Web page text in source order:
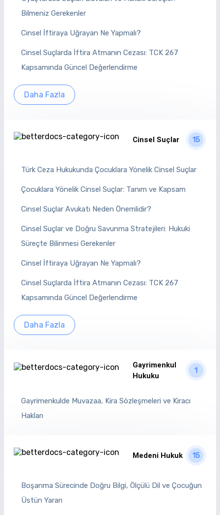
Bilmeniz Gerekenler
Cinsel İftiraya Uğrayan Ne Yapmalı?
Cinsel Suçlarda İftira Atmanın Cezası: TCK 267
Kapsamında Güncel Değerlendirme
Daha Fazla
Cinsel Suçlar 15
Türk Ceza Hukukunda Çocuklara Yönelik Cinsel Suçlar
Çocuklara Yönelik Cinsel Suçlar: Tanım ve Kapsam
Cinsel Suçlar Avukatı Neden Önemlidir?
Cinsel Suçlar ve Doğru Savunma Stratejileri: Hukuki
Süreçte Bilinmesi Gerekenler
Cinsel İftiraya Uğrayan Ne Yapmalı?
Cinsel Suçlarda İftira Atmanın Cezası: TCK 267
Kapsamında Güncel Değerlendirme
Daha Fazla
Gayrimenkul
Hukuku
1
Gayrimenkulde Muvazaa, Kira Sözleşmeleri ve Kiracı
Hakları
Medeni Hukuk 15
Boşanma Sürecinde Doğru Bilgi, Ölçülü Dil ve Çocuğun
Üstün Yararı